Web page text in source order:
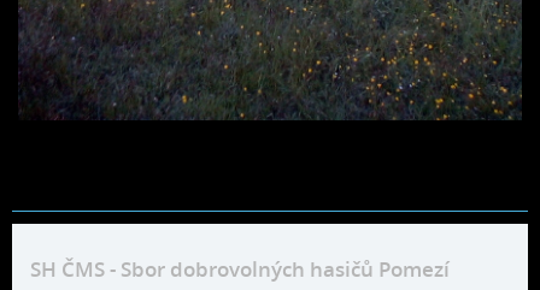
SH ČMS - Sbor dobrovolných hasičů Pomezí